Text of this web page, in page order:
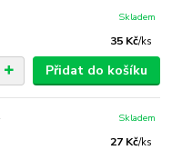
35 Kč/ks
Skladem
Přidat do košíku
27 Kč/ks
Skladem